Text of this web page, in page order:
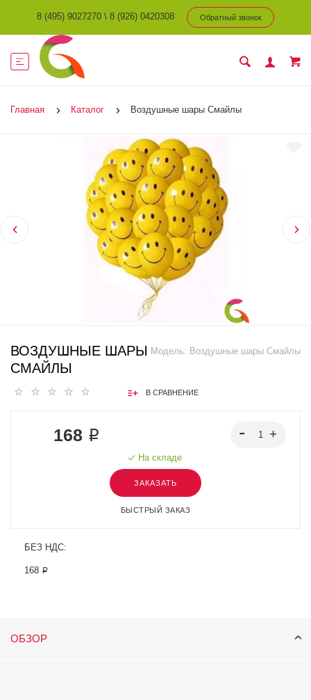
8 (495) 9027270 \ 8 (926) 0420308 Обратный звонок
Главная Каталог Воздушные шары Смайлы
Модель: Воздушные шары Смайлы
ВОЗДУШНЫЕ ШАРЫ
СМАЙЛЫ
В СРАВНЕНИЕ
168 ₽
На складе
ЗАКАЗАТЬ
БЫСТРЫЙ ЗАКАЗ
БЕЗ НДС:
168 ₽
ОБЗОР